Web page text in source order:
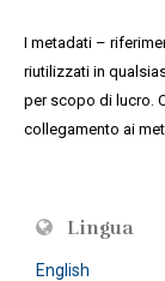
I metadati –
riutilizzati in
per scopo di lucro.
collegamento ai
Lingua
English